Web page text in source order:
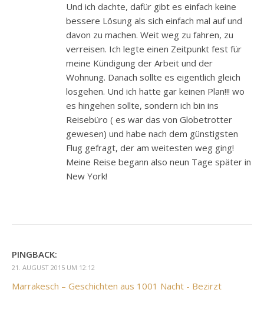
Und ich dachte, dafür gibt es einfach keine
bessere Lösung als sich einfach mal auf und
davon zu machen. Weit weg zu fahren, zu
verreisen. Ich legte einen Zeitpunkt fest für
meine Kündigung der Arbeit und der
Wohnung. Danach sollte es eigentlich gleich
losgehen. Und ich hatte gar keinen Plan!!! wo
es hingehen sollte, sondern ich bin ins
Reisebüro ( es war das von Globetrotter
gewesen) und habe nach dem günstigsten
Flug gefragt, der am weitesten weg ging!
Meine Reise begann also neun Tage später in
New York!
PINGBACK:
21. AUGUST 2015 UM 12:12
Marrakesch – Geschichten aus 1001 Nacht - Bezirzt